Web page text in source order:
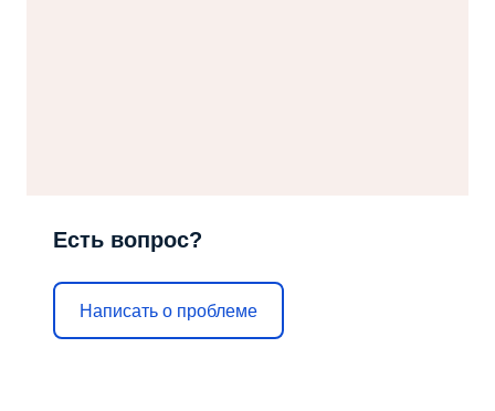
Есть вопрос?
Написать о проблеме